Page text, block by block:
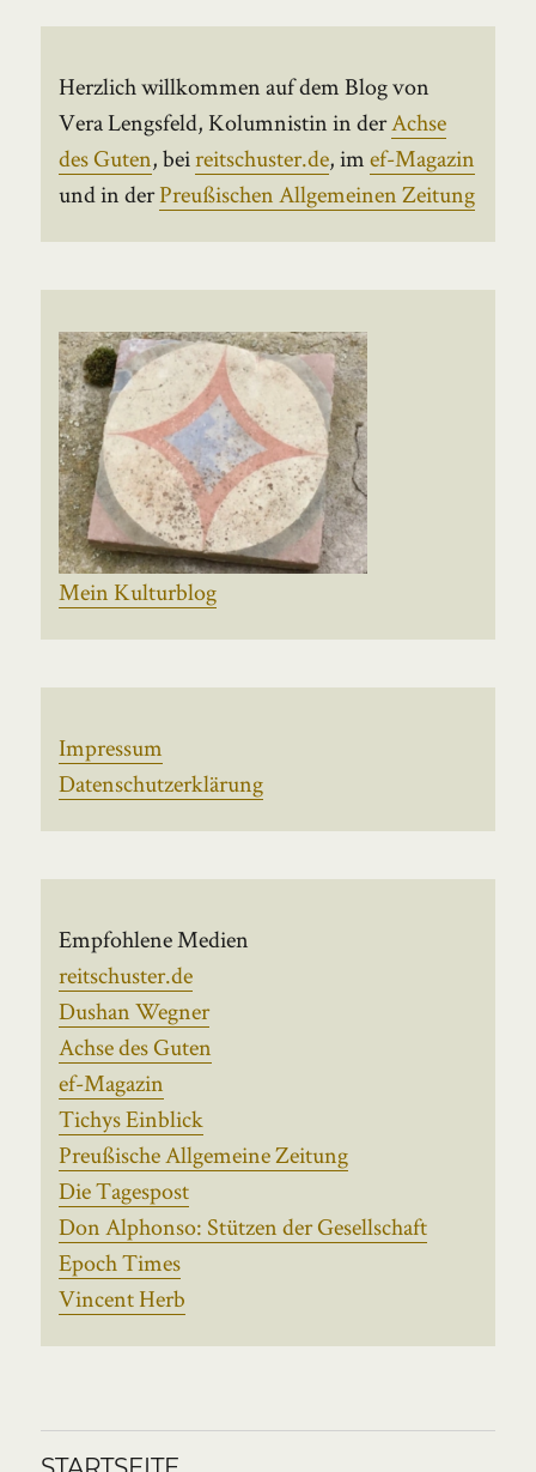
Herzlich willkommen auf dem Blog von
Vera Lengsfeld, Kolumnistin in derAchse
des Guten, beireitschuster.de, imef-Magazin
und in derPreußischen Allgemeinen Zeitung
Mein Kulturblog
Impressum
Datenschutzerklärung
Empfohlene Medien
reitschuster.de
Dushan Wegner
Achse des Guten
ef-Magazin
Tichys Einblick
Preußische Allgemeine Zeitung
Die Tagespost
Don Alphonso: Stützen der Gesellschaft
Epoch Times
Vincent Herb